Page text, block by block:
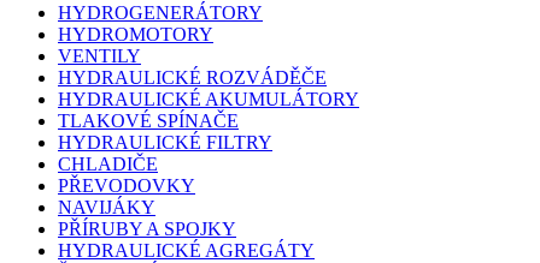
HYDROGENERÁTORY
HYDROMOTORY
VENTILY
HYDRAULICKÉ ROZVÁDĚČE
HYDRAULICKÉ AKUMULÁTORY
TLAKOVÉ SPÍNAČE
HYDRAULICKÉ FILTRY
CHLADIČE
PŘEVODOVKY
NAVIJÁKY
PŘÍRUBY A SPOJKY
HYDRAULICKÉ AGREGÁTY